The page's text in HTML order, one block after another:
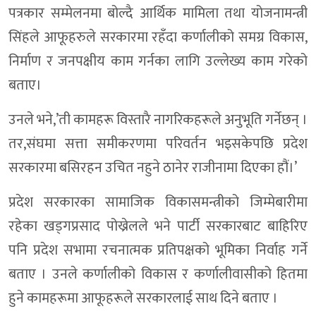
पत्रकार सम्मेलनमा बोल्दै आर्थिक मामिला तथा योजनामन्त्री
सिंहले आफूहरुले सरकारमा रहँदा कर्णालीको समग्र विकास,
निर्माण र जनपक्षीय काम गर्नका लागि उल्लेख्य काम गरेको
बताए।
उनले भने,’ती कामहरू विस्तारै नागरिकहरूले अनुभूति गर्नेछन् ।
तर,संघमा सत्ता समीकरणमा परिवर्तन भइसकेपछि प्रदेश
सरकारमा बसिरहन उचित नहुने ठानेर राजीनामा दिएका हौं।’
प्रदेश सरकारका सामाजिक विकासमन्त्रीको जिम्मेबारीमा
रहेका खड्गप्रसाद पोख्रेलले भने पार्टी सरकारबाट बाहिरिए
पनि प्रदेश सभामा रचनात्मक प्रतिपक्षको भूमिका निर्वाह गर्ने
बताए । उनले कर्णालीको विकास र कर्णालीवासीको हितमा
हुने कामहरूमा आफूहरूले सरकारलाई साथ दिने बताए ।